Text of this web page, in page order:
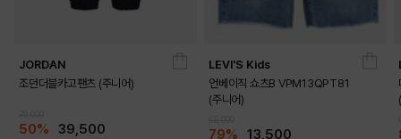
JORDAN
조던더블카고팬츠 (주니어)
50% 39,500
LEVI'S Kids
언베이직 쇼츠B VPM13QPT81
(주니어)
79% 13,500